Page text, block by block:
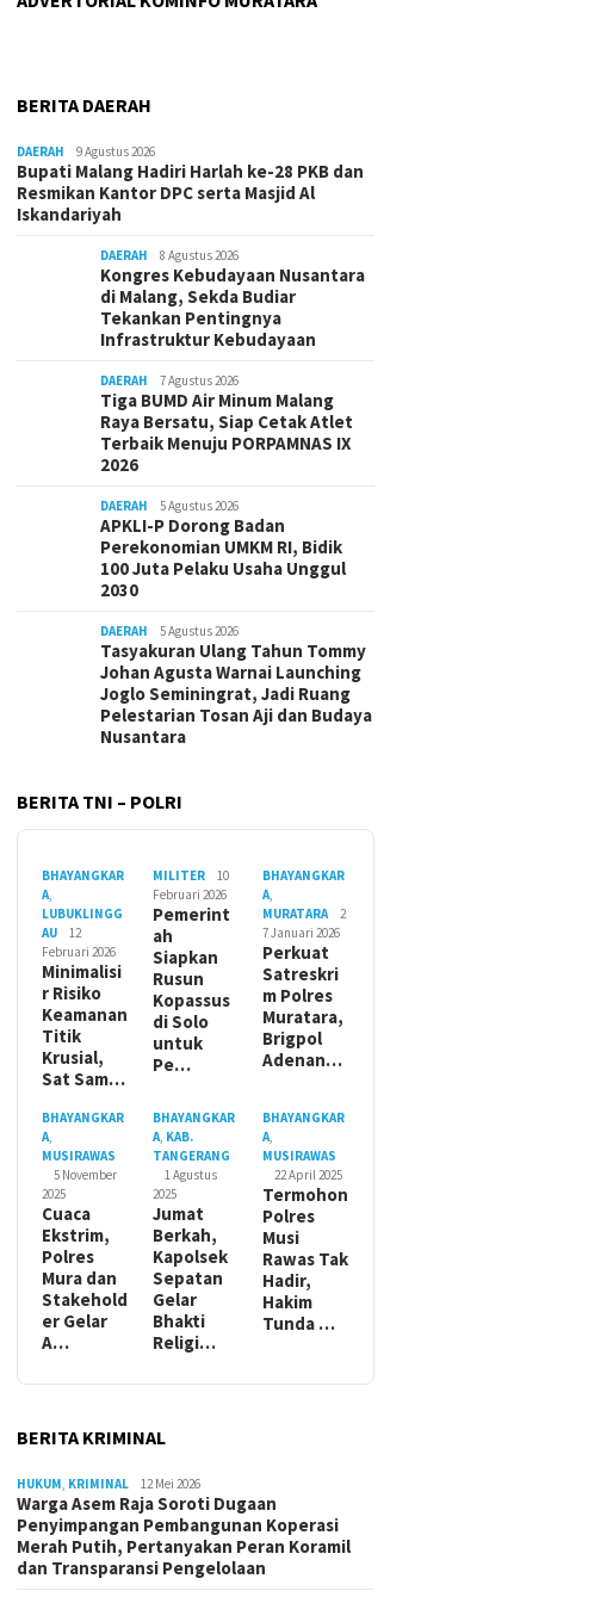
BERITA DAERAH
DAERAH 9 Agustus 2026
Bupati Malang Hadiri Harlah ke-28 PKB dan
Resmikan Kantor DPC serta Masjid Al
Iskandariyah
DAERAH 8 Agustus 2026
Kongres Kebudayaan Nusantara
di Malang, Sekda Budiar
Tekankan Pentingnya
Infrastruktur Kebudayaan
DAERAH 7 Agustus 2026
Tiga BUMD Air Minum Malang
Raya Bersatu, Siap Cetak Atlet
Terbaik Menuju PORPAMNAS IX
2026
DAERAH 5 Agustus 2026
APKLI-P Dorong Badan
Perekonomian UMKM RI, Bidik
100 Juta Pelaku Usaha Unggul
2030
DAERAH 5 Agustus 2026
Tasyakuran Ulang Tahun Tommy
Johan Agusta Warnai Launching
Joglo Seminingrat, Jadi Ruang
Pelestarian Tosan Aji dan Budaya
Nusantara
BERITA TNI – POLRI
BHAYANGKAR
A,
LUBUKLINGG
AU
12
Februari 2026
Minimalisi
r Risiko
Keamanan
Titik
Krusial,
Sat Sam…
MILITER
10
Februari 2026
Pemerint
ah
Siapkan
Rusun
Kopassus
di Solo
untuk
Pe…
BHAYANGKAR
A,
MURATARA
2
7 Januari 2026
Perkuat
Satreskri
m Polres
Muratara,
Brigpol
Adenan…
BHAYANGKAR
A,
MUSIRAWAS
5 November
2025
Cuaca
Ekstrim,
Polres
Mura dan
Stakehold
er Gelar
A…
BHAYANGKAR
A, KAB.
TANGERANG
1 Agustus
2025
Jumat
Berkah,
Kapolsek
Sepatan
Gelar
Bhakti
Religi…
BHAYANGKAR
A,
MUSIRAWAS
22 April 2025
Termohon
Polres
Musi
Rawas Tak
Hadir,
Hakim
Tunda …
BERITA KRIMINAL
HUKUM, KRIMINAL 12 Mei 2026
Warga Asem Raja Soroti Dugaan
Penyimpangan Pembangunan Koperasi
Merah Putih, Pertanyakan Peran Koramil
dan Transparansi Pengelolaan